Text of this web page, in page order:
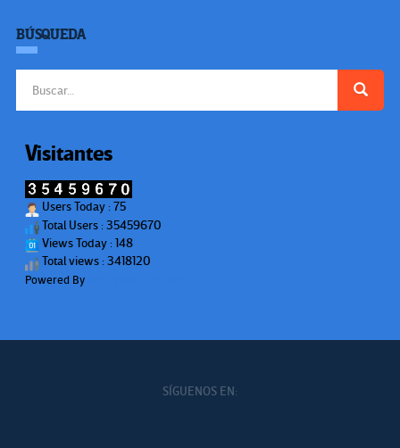
BÚSQUEDA
Visitantes
Users Today : 75
Total Users : 35459670
Views Today : 148
Total views : 3418120
Powered By
SÍGUENOS EN: